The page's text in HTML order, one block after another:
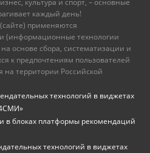
каждый день!
применяются
(информационные технологии
основе сбора, систематизации и
к предпочтениям пользователей
на территории Российской
технологий в виджетах
в блоках платформы рекомендаций
технологий в виджетах